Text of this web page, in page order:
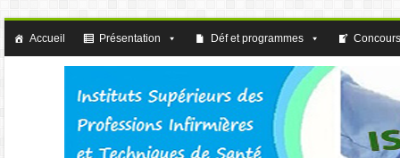
Accueil Présentation Déf et programmes